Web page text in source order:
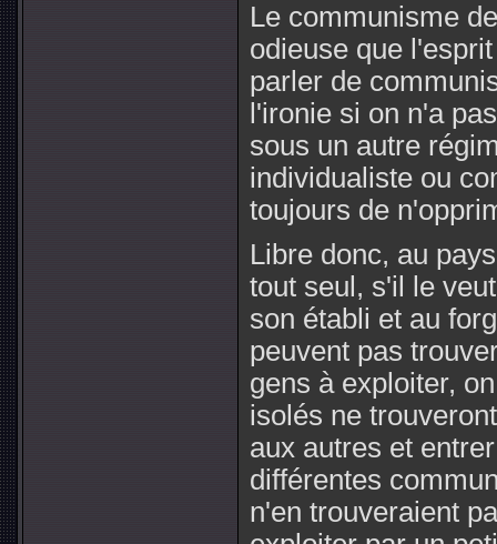
Le communisme
odieuse que
parler de
l'ironie si on n'a
sous un autre
individualiste ou
toujours de
Libre donc, au
tout seul, s'il le
son établi et au
peuvent pas
gens à exploiter,
isolés ne
aux autres et
différentes
n'en trouveraient